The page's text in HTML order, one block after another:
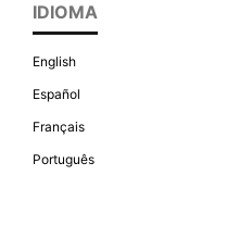
IDIOMA
English
Español
Français
Português